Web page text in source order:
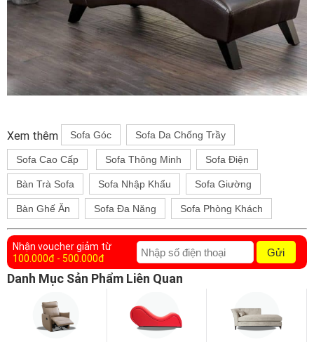
Xem thêm Sofa Góc Sofa Da Chống Trầy
Sofa Cao Cấp Sofa Thông Minh Sofa Điện
Bàn Trà Sofa Sofa Nhập Khẩu Sofa Giường
Bàn Ghế Ăn Sofa Đa Năng Sofa Phòng Khách
Nhận voucher giảm từ
100.000đ - 500.000đ
Gửi
Danh Mục Sản Phẩm Liên Quan